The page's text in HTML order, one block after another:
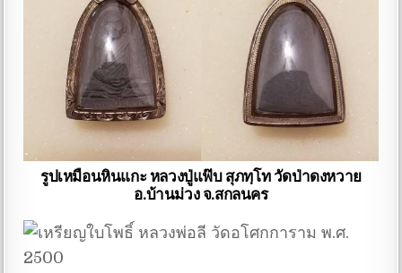
รูปเหมือนหินแกะ หลวงปู่แฟ๊บ สุภทฺโท วัดป่าดงหวาย
อ.บ้านม่วง จ.สกลนคร